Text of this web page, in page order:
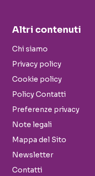
Altri contenuti
Chi siamo
Privacy policy
Cookie policy
Policy Contatti
Preferenze privacy
Note legali
Mappa del Sito
Newsletter
Contatti